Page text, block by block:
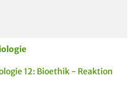
12: Bioethik - Reaktion